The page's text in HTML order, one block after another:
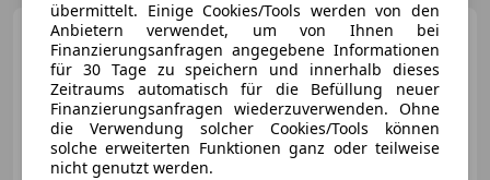
Volkswagen Golf
Variant1,5 TSI ACT Goal | NP:
€42.300
€ 25 790 1
übermittelt. Einige Cookies/Tools werden von den
Anbietern verwendet, um von Ihnen bei
Finanzierungsanfragen angegebene Informationen
für 30 Tage zu speichern und innerhalb dieses
Zeitraums automatisch für die Befüllung neuer
Finanzierungsanfragen wiederzuverwenden. Ohne
die Verwendung solcher Cookies/Tools können
solche erweiterten Funktionen ganz oder teilweise
nicht genutzt werden.